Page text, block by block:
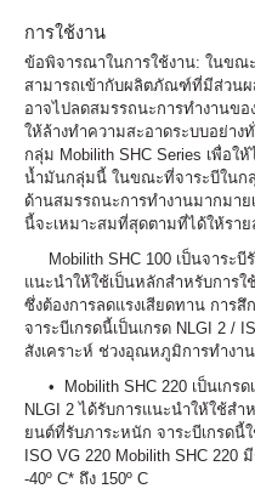
การใช้งาน
ข้อพิจารณาในการใช้งาน: ในขณ
สามารถเข้ากับผลิตภัณฑ์ที่มีส่วน
อาจไปลดสมรรถนะการทำงานข
ให้ล้างทำความสะอาดระบบอย่า
กลุ่ม Mobilith SHC Series เพื่อใ
น้ำมันกลุ่มนี้ ในขณะที่จาระบีในก
ด้านสมรรถนะการทำงานมากมา
นี้จะเหมาะสมที่สุดตามที่ได้ให้ราย
Mobilith SHC 100 เป็นจาระบี
แนะนำให้ใช้เป็นหลักสำหรับการใ
ซึ่งต้องการลดแรงเสียดทาน การ
จาระบีเกรดนี้เป็นเกรด NLGI 2
สังเคราะห์ ช่วงอุณหภูมิการทำงาน
• Mobilith SHC 220 เป็นเกรด
NLGI 2 ได้รับการแนะนำให้ใช้ส
ยนต์ที่รับภาระหนัก จาระบีเกรดนี้
ISO VG 220 Mobilith SHC
-40º C* ถึง 150º C